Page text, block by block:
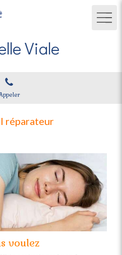
Viale
réparateur
voulez